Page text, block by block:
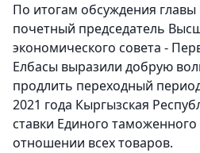
По итогам обсуждения главы
почетный председатель
экономического совета -
Елбасы выразили добрую
продлить переходный
2021 года Кыргызская
ставки Единого
отношении всех товаров.